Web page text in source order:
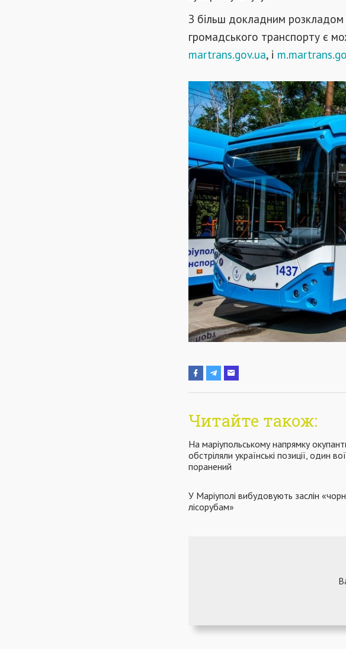
З більш докладним
громадського транспорту є
martrans.gov.ua, і
Читайте також:
На маріупольському напрямку
обстріляли українські позиції, один
поранений
У Маріуполі вибудовують заслін
лісорубам»